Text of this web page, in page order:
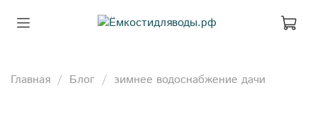
Главная Блог зимнее водоснабжение дачи